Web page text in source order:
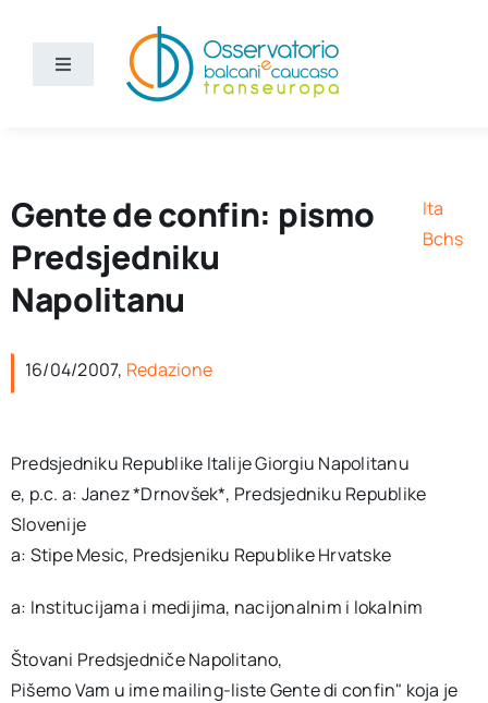
contentToggle
Navigation
Bchs
Gente de confin: pismo
Predsjedniku
Napolitanu
Ita
Bchs
16/04/2007, Redazione
Predsjedniku Republike Italije Giorgiu Napolitanu
e, p.c. a: Janez *Drnovšek*, Predsjedniku Republike
Slovenije
a: Stipe Mesic, Predsjeniku Republike Hrvatske
a: Institucijama i medijima, nacijonalnim i lokalnim
Štovani Predsjedniče Napolitano,
Pišemo Vam u ime mailing-liste Gente di confin" koja je